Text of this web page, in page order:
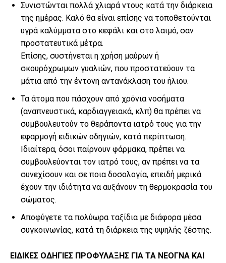
Συνιστώνται πολλά χλιαρά ντους κατά την διάρκεια
της ημέρας. Καλό θα είναι επίσης να τοποθετούνται
υγρά καλύμματα στο κεφάλι και στο λαιμό, σαν
προστατευτικά μέτρα.
Επίσης, συστήνεται η χρήση μαύρων ή
σκουρόχρωμων γυαλιών, που προστατεύουν τα
μάτια από την έντονη αντανάκλαση του ήλιου.
Τα άτομα που πάσχουν από χρόνια νοσήματα
(αναπνευστικά, καρδιαγγειακά, κλπ) θα πρέπει να
συμβουλευτούν το θεράποντα ιατρό τους για την
εφαρμογή ειδικών οδηγιών, κατά περίπτωση.
Ιδιαίτερα, όσοι παίρνουν φάρμακα, πρέπει να
συμβουλεύονται τον ιατρό τους, αν πρέπει να τα
συνεχίσουν και σε ποια δοσολογία, επειδή μερικά
έχουν την ιδιότητα να αυξάνουν τη θερμοκρασία του
σώματος.
Αποφύγετε τα πολύωρα ταξίδια με διάφορα μέσα
συγκοινωνίας, κατά τη διάρκεια της υψηλής ζέστης.
ΕΙΔΙΚΕΣ ΟΔΗΓΙΕΣ ΠΡΟΦΥΛΑΞΗΣ ΓΙΑ ΤΑ ΝΕΟΓΝΑ ΚΑΙ